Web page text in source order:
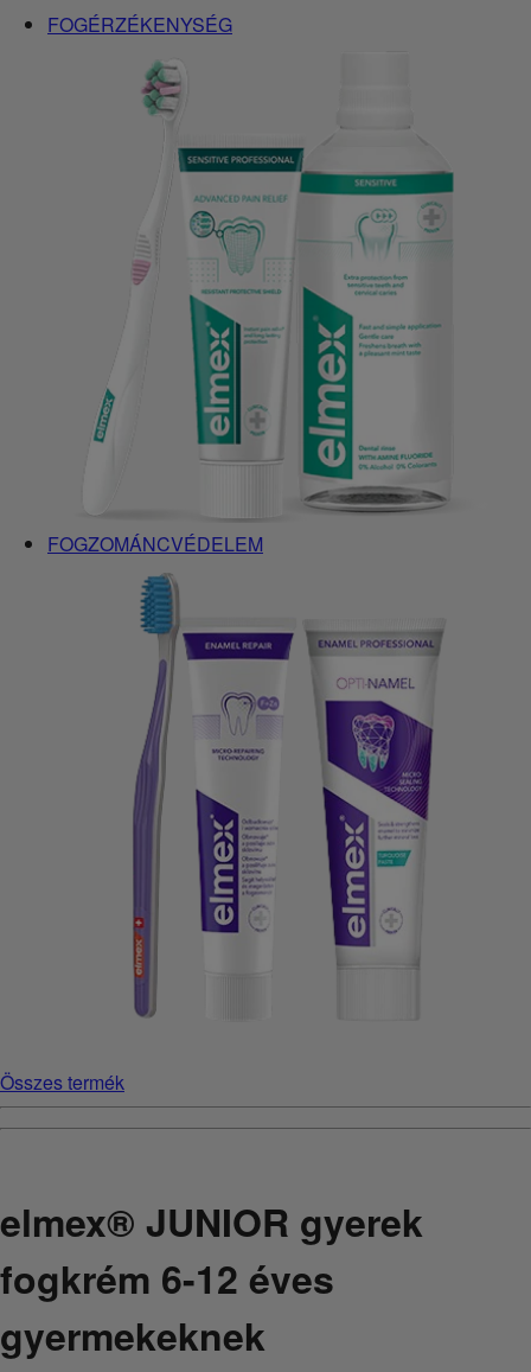
FOGÉRZÉKENYSÉG
FOGZOMÁNCVÉDELEM
Összes termék
elmex® JUNIOR gyerek
fogkrém 6-12 éves
gyermekeknek